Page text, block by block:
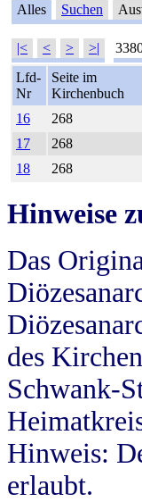
Alles Suchen
|< < > >|
Lfd-
Nr
Seite im
Kirchenbuch
16
268
17
268
18
268
Hinweise
Das
des
Schwank-
Hinweis:
erlaubt.